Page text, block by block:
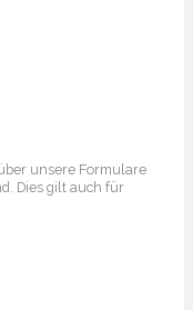
unsere Formulare
Dies gilt auch für